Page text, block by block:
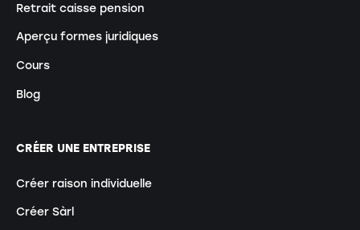
Retrait caisse pension
Aperçu formes juridiques
Cours
Blog
CRÉER UNE ENTREPRISE
Créer raison individuelle
Créer Sàrl